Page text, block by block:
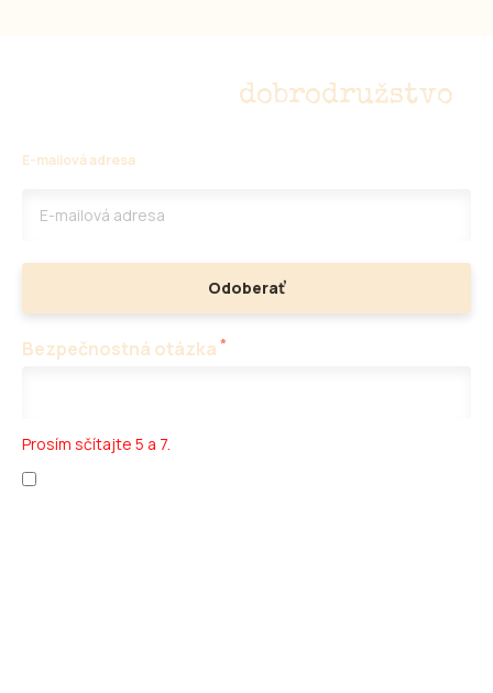
dobrodružstvo
E-mailová adresa
Odoberať
Bezpečnostná otázka *
Prosím sčítajte 5 a 7.